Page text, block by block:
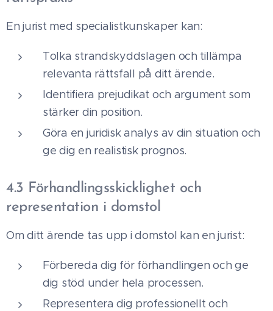
En jurist med specialistkunskaper kan:
Tolka strandskyddslagen och tillämpa
relevanta rättsfall på ditt ärende.
Identifiera prejudikat och argument som
stärker din position.
Göra en juridisk analys av din situation och
ge dig en realistisk prognos.
4.3 Förhandlingsskicklighet och
representation i domstol
Om ditt ärende tas upp i domstol kan en jurist:
Förbereda dig för förhandlingen och ge
dig stöd under hela processen.
Representera dig professionellt och